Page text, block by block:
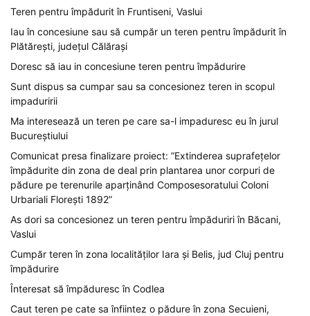
Teren pentru împădurit în Fruntiseni, Vaslui
Iau în concesiune sau să cumpăr un teren pentru împădurit în
Plătărești, județul Călărași
Doresc să iau in concesiune teren pentru împădurire
Sunt dispus sa cumpar sau sa concesionez teren in scopul
impaduririi
Ma interesează un teren pe care sa-l impaduresc eu în jurul
Bucureștiului
Comunicat presa finalizare proiect: ”Extinderea suprafețelor
împădurite din zona de deal prin plantarea unor corpuri de
pădure pe terenurile aparținând Composesoratului Coloni
Urbariali Florești 1892”
As dori sa concesionez un teren pentru împăduriri în Băcani,
Vaslui
Cumpăr teren în zona localităților Iara și Belis, jud Cluj pentru
împădurire
Înteresat să împăduresc în Codlea
Caut teren pe cate sa înfiintez o pădure în zona Secuieni,